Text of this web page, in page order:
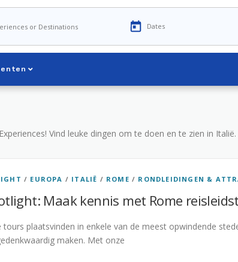
Vind leuke dingen om te doen en te zien in Italië.
/ EUROPA / ITALIË / ROME / RONDLEIDINGEN &
Maak kennis met Rome
tours plaatsvinden in enkele van de meest opwindende
maken. Met onze